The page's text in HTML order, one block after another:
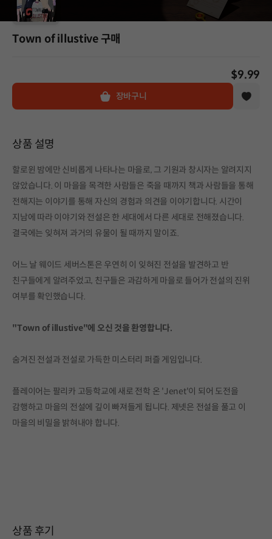
Town of illustive 구매
$9.99
장바구니
상품 설명
할로윈 밤에만 신비롭게 나타나는 마을로, 그 기원과 창시자는 알려지지
않았습니다. 이 마을을 목격한 사람들은 죽을 때까지 책과 사람들을 통해
전해지는 이야기를 통해 자신의 경험과 의견을 이야기합니다. 시간이
지남에 따라 이야기와 전설은 한 세대에서 다른 세대로 전해졌습니다.
결국에는 잊혀져 과거의 유물이 될 때까지 말이죠.
어느 날 웨이드 세버스톤은 우연히 이 잊혀진 전설을 발견하고 반
친구들에게 알려주었고, 친구들은 과감하게 마을로 들어가 전설의 진위
여부를 확인했습니다.
"Town of illustive"에 오신 것을 환영합니다.
숨겨진 전설과 전설로 가득한 미스터리 퍼즐 게임입니다.
플레이어는 팔리카 고등학교에 새로 전학 온 'Jenet'이 되어 도전을
감행하고 마을의 전설에 깊이 빠져들게 됩니다. 제넷은 전설을 풀고 이
마을의 비밀을 밝혀내야 합니다.
상품 후기